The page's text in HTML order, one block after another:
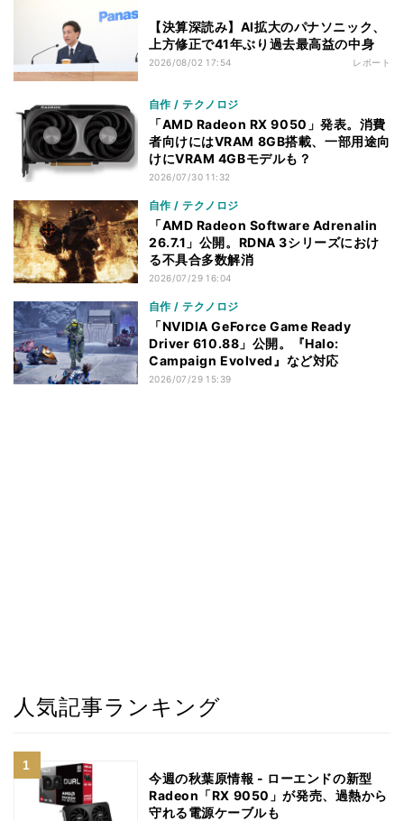
【決算深読み】AI拡大のパナソニック、
上方修正で41年ぶり過去最高益の中身
2026/08/02 17:54 レポート
自作 / テクノロジ
「AMD Radeon RX 9050」発表。消費
者向けにはVRAM 8GB搭載、一部用途向
けにVRAM 4GBモデルも？
2026/07/30 11:32
自作 / テクノロジ
「AMD Radeon Software Adrenalin
26.7.1」公開。RDNA 3シリーズにおけ
る不具合多数解消
2026/07/29 16:04
自作 / テクノロジ
「NVIDIA GeForce Game Ready
Driver 610.88」公開。『Halo:
Campaign Evolved』など対応
2026/07/29 15:39
人気記事ランキング
今週の秋葉原情報 - ローエンドの新型
Radeon「RX 9050」が発売、過熱から
守れる電源ケーブルも